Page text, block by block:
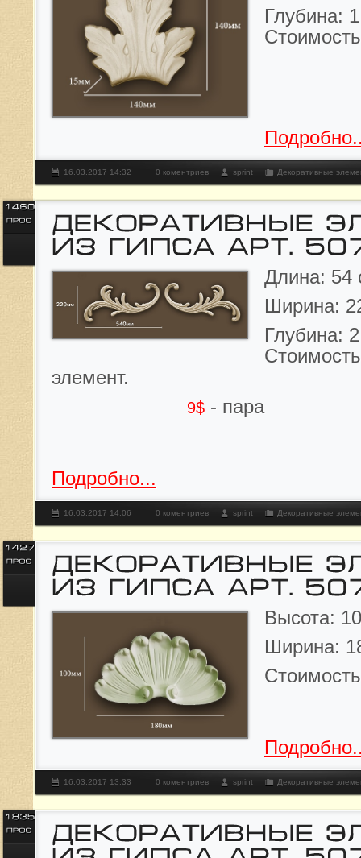
Глубина:
16.03.2017 14:32 0 коментриев sprint Декоративные
Длина: 54
Ширина:
Глубина:
элемент.
9$ - пара
Подробно...
16.03.2017 14:06 0 коментриев sprint Декоративные
Высота:
Ширина:
16.03.2017 13:33 0 коментриев sprint Декоративные